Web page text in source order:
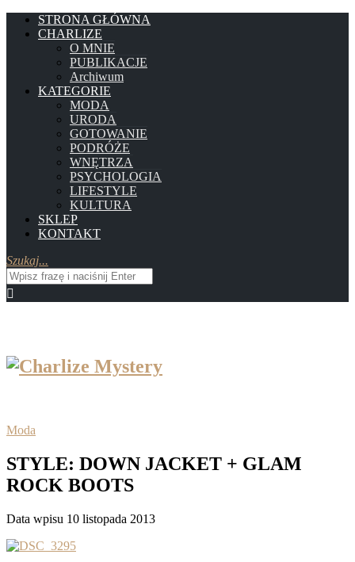
STRONA GŁÓWNA
CHARLIZE
O MNIE
PUBLIKACJE
Archiwum
KATEGORIE
MODA
URODA
GOTOWANIE
PODRÓŻE
WNĘTRZA
PSYCHOLOGIA
LIFESTYLE
KULTURA
SKLEP
KONTAKT
Szukaj...
Moda
STYLE: DOWN JACKET + GLAM
ROCK BOOTS
Data wpisu 10 listopada 2013